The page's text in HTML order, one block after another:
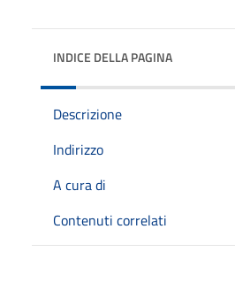
INDICE DELLA PAGINA
Descrizione
Indirizzo
A cura di
Contenuti correlati